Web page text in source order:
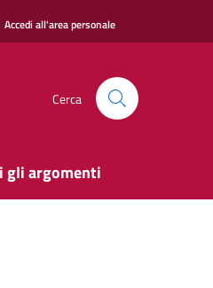
Accedi all'area personale
Cerca
gli argomenti